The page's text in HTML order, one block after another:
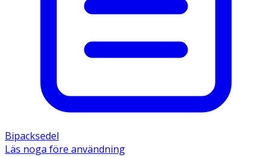
Bipacksedel
Läs noga före användning